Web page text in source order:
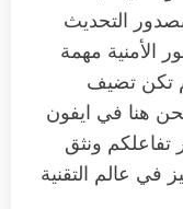
التحديث
الأمنية مهمة
تكن تضيف
هنا في ايفون
تفاعلكم ونثق
في عالم التقنية